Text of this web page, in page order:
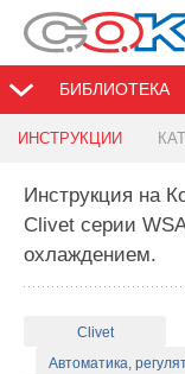
БИБЛИОТЕКА
ИНСТРУКЦИИ
Инструкция на
Clivet серии
охлаждением.
Clivet
Автоматика,